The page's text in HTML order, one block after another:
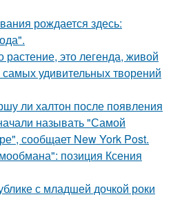
рождается здесь:
растение, это легенда, живой
удивительных творений
ли халтон после появления
называть "Самой
сообщает New York Post.
позиция Ксения
с младшей дочкой роки